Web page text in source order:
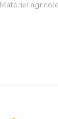
Matériel agricole